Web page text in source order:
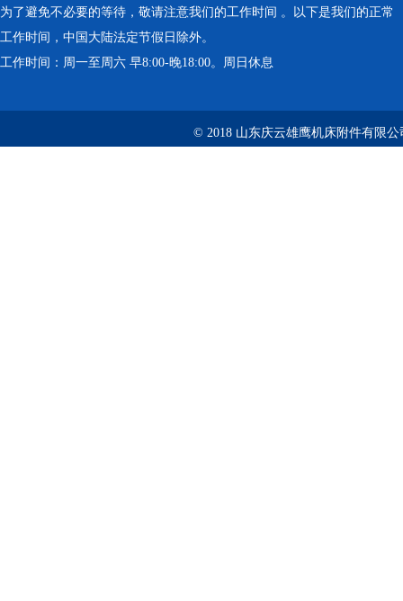
为了避免不必要的等待，敬请注意我们的工作时间 。以下是我们的正常
工作时间，中国大陆法定节假日除外。
工作时间：周一至周六 早8:00-晚18:00。周日休息
© 2018 山东庆云雄鹰机床附件有限